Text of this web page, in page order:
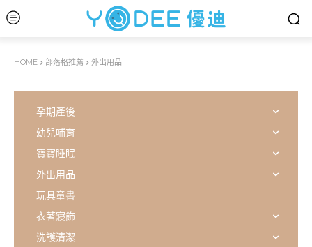
HOME 部落格推薦 外出用品
孕期產後
幼兒哺育
寶寶睡眠
外出用品
玩具童書
衣著寢飾
洗護清潔